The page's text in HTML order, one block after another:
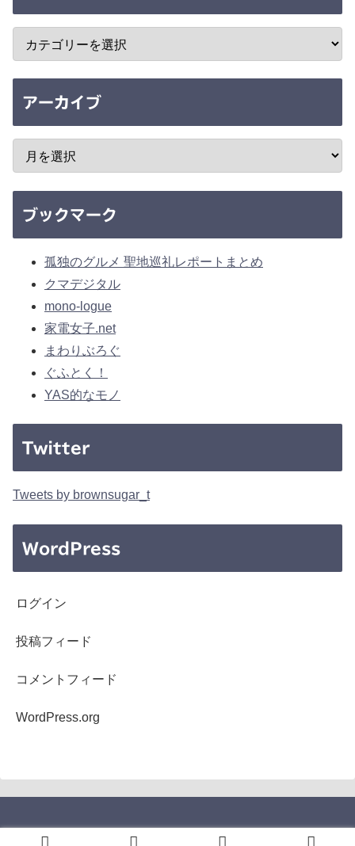
アーカイブ
ブックマーク
孤独のグルメ 聖地巡礼レポートまとめ
クマデジタル
mono-logue
家電女子.net
まわりぶろぐ
ぐふとく！
YAS的なモノ
Twitter
Tweets by brownsugar_t
WordPress
ログイン
投稿フィード
コメントフィード
WordPress.org